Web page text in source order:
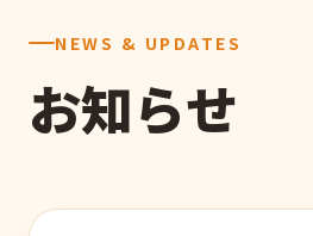
NEWS & UPDATES
お知らせ